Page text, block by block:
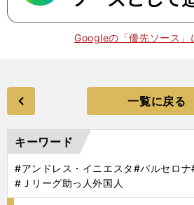
Googleの「優先ソース」
一覧に戻る
キーワード
#アンドレス・イニエスタ#バルセロナ
#Ｊリーグ助っ人外国人